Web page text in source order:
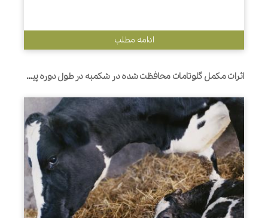
ادامه مطلب
اثرات مکمل گلوتامات محافظت شده در شکمبه در طول دوره پیرامون زایمان بر قابلیت هضم، التهاب، پاسخ های متابولیکی و عملکرد در گاوهای شیری